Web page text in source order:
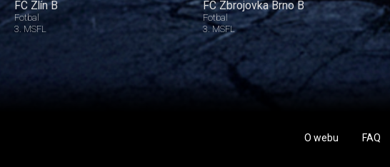
FC Zlín B
Fotbal
3. MSFL
FC Zbrojovka Brno B
Fotbal
3. MSFL
O webu FAQ